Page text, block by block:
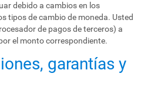
debido a cambios en los
tipos de cambio de moneda. Usted
de pagos de terceros) a
el monto correspondiente.
garantías y